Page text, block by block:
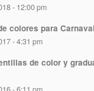
- 12:00 pm
colores para Carnaval
- 4:31 pm
de color y